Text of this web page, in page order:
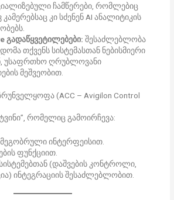
ჩამწერები, რომლებიც
კი სძენენ AI ანალიტიკის
გადაწყვეტილებები: შესაძლებლობა
თქვენს სისტემასთან ნებისმიერი
უსაფრთხო ღრუბლოვანი
მეშვეობით.
(ACC – Avigilon Control
რომელიც გამოირჩევა:
ინტერფეისით.
ფუნქციით.
(დაშვების კონტროლი,
ინტეგრაციის შესაძლებლობით.